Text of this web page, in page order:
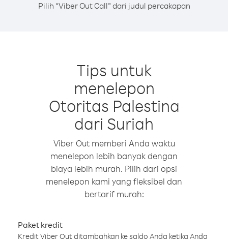
Pilih “Viber Out Call” dari judul percakapan
Tips untuk
menelepon
Otoritas Palestina
dari Suriah
Viber Out memberi Anda waktu
menelepon lebih banyak dengan
biaya lebih murah. Pilih dari opsi
menelepon kami yang fleksibel dan
bertarif murah:
Paket kredit
Kredit Viber Out ditambahkan ke saldo Anda ketika Anda